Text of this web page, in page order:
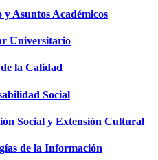
y Asuntos Académicos
Universitario
la Calidad
Social
Social y Extensión Cultural
de la Información